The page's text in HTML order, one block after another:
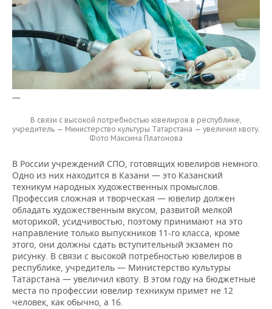
—
В связи с высокой потребностью ювелиров в республике,
учредитель — Министерство культуры Татарстана — увеличил квоту.
Фото Максима Платонова
В России учреждений СПО, готовящих ювелиров немного.
Одно из них находится в Казани — это Казанский
техникум народных художественных промыслов.
Профессия сложная и творческая — ювелир должен
обладать художественным вкусом, развитой мелкой
моторикой, усидчивостью, поэтому принимают на это
направление только выпускников 11-го класса, кроме
этого, они должны сдать вступительный экзамен по
рисунку. В связи с высокой потребностью ювелиров в
республике, учредитель — Министерство культуры
Татарстана — увеличил квоту. В этом году на бюджетные
места по профессии ювелир техникум примет не 12
человек, как обычно, а 16.